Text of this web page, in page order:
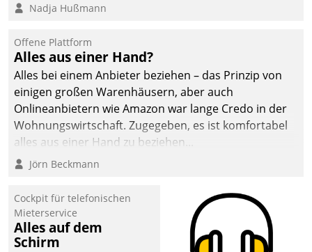
Nadja Hußmann
Offene Plattform
Alles aus einer Hand?
Alles bei einem Anbieter beziehen – das Prinzip von
einigen großen Warenhäusern, aber auch
Onlineanbietern wie Amazon war lange Credo in der
Wohnungswirtschaft. Zugegeben, es ist komfortabel
alles aus einer Hand zu beziehen...
Jörn Beckmann
Cockpit für telefonischen
Mieterservice
Alles auf dem
Schirm